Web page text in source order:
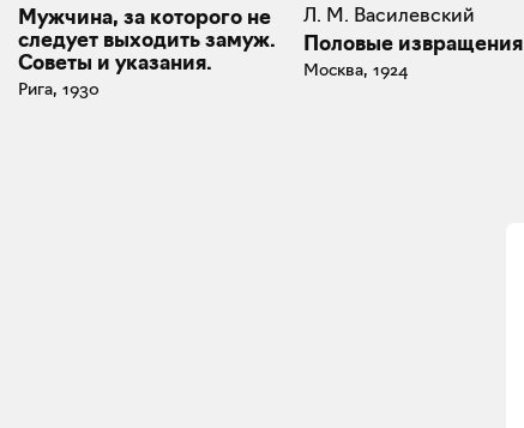
Мужчина, за которого не
следует выходить замуж.
Советы и указания.
Рига, 1930
Л. М. Василевский
Половые извращения
Москва, 1924